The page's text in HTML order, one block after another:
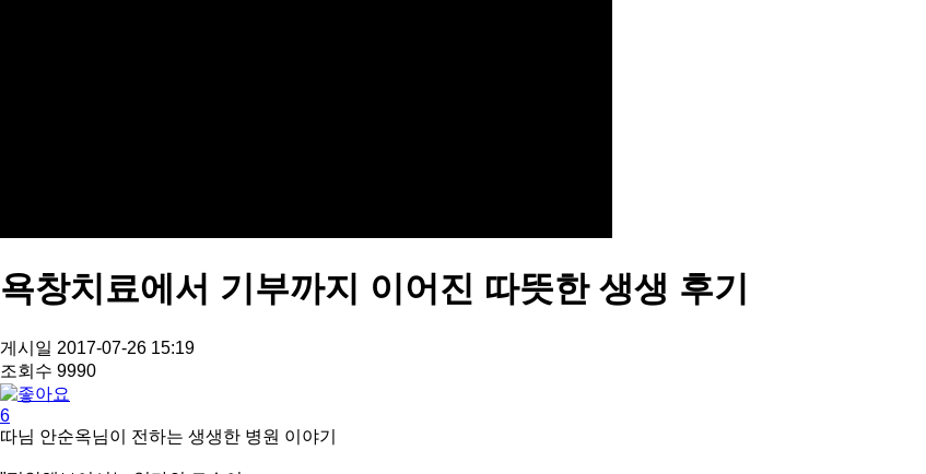
욕창치료에서 기부까지 이어진 따뜻한 생생 후기
게시일 2017-07-26 15:19
조회수 9990
6
따님 안순옥님이 전하는 생생한 병원 이야기